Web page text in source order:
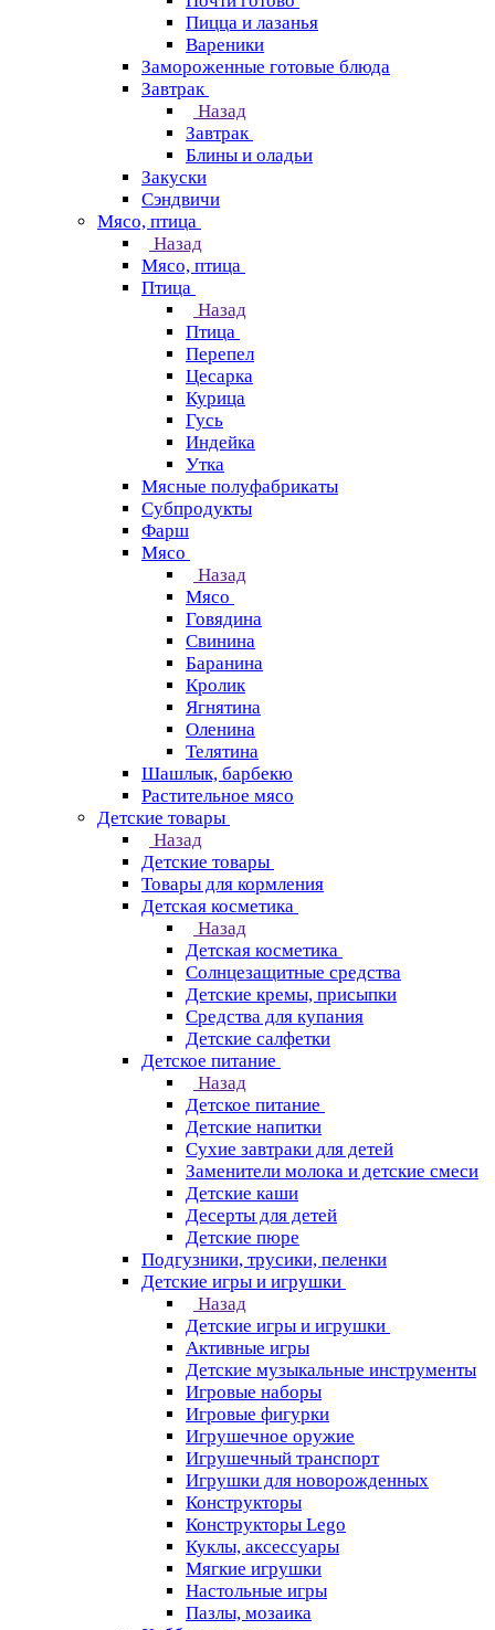
Пицца и лазанья
Вареники
Замороженные готовые блюда
Завтрак
Назад
Завтрак
Блины и оладьи
Закуски
Сэндвичи
Мясо, птица
Назад
Мясо, птица
Птица
Назад
Птица
Перепел
Цесарка
Курица
Гусь
Индейка
Утка
Мясные полуфабрикаты
Субпродукты
Фарш
Мясо
Назад
Мясо
Говядина
Свинина
Баранина
Кролик
Ягнятина
Оленина
Телятина
Шашлык, барбекю
Растительное мясо
Детские товары
Назад
Детские товары
Товары для кормления
Детская косметика
Назад
Детская косметика
Солнцезащитные средства
Детские кремы, присыпки
Средства для купания
Детские салфетки
Детское питание
Назад
Детское питание
Детские напитки
Сухие завтраки для детей
Заменители молока и детские смеси
Детские каши
Десерты для детей
Детские пюре
Подгузники, трусики, пеленки
Детские игры и игрушки
Назад
Детские игры и игрушки
Активные игры
Детские музыкальные инструменты
Игровые наборы
Игровые фигурки
Игрушечное оружие
Игрушечный транспорт
Игрушки для новорожденных
Конструкторы
Конструкторы Lego
Куклы, аксессуары
Мягкие игрушки
Настольные игры
Пазлы, мозаика